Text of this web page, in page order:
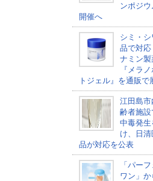
ンポジウ
開催へ
シミ・シ
品で対応
ナミン製
『メラ
トジェル』を通販で
江田島市
齢者施設
中毒発生
け、日清
品が対応を公表
「パー
ワン」か